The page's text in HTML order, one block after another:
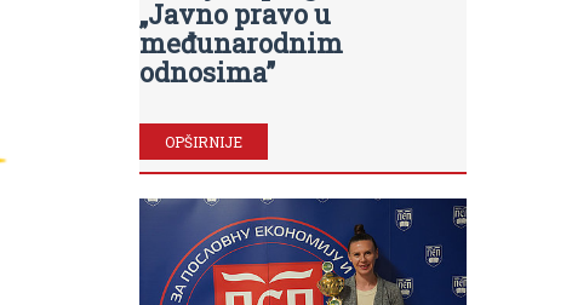
„Javno pravo u
međunarodnim
odnosima”
OPŠIRNIJE